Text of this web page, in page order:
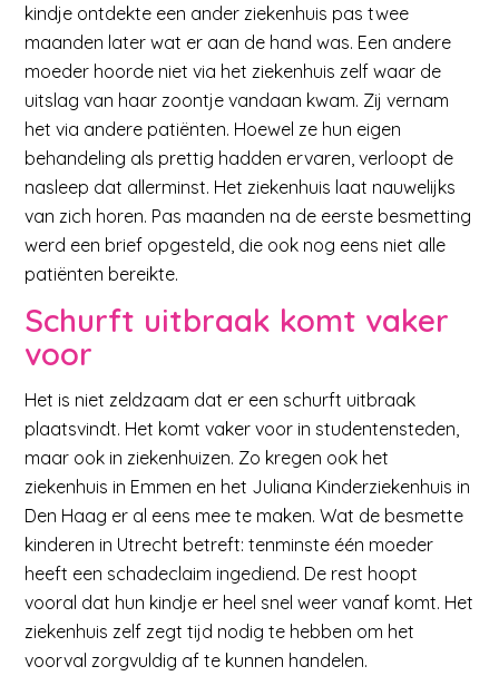
kindje ontdekte een ander ziekenhuis pas twee
maanden later wat er aan de hand was. Een andere
moeder hoorde niet via het ziekenhuis zelf waar de
uitslag van haar zoontje vandaan kwam. Zij vernam
het via andere patiënten. Hoewel ze hun eigen
behandeling als prettig hadden ervaren, verloopt de
nasleep dat allerminst. Het ziekenhuis laat nauwelijks
van zich horen. Pas maanden na de eerste besmetting
werd een brief opgesteld, die ook nog eens niet alle
patiënten bereikte.
Schurft uitbraak komt vaker
voor
Het is niet zeldzaam dat er een schurft uitbraak
plaatsvindt. Het komt vaker voor in studentensteden,
maar ook in ziekenhuizen. Zo kregen ook het
ziekenhuis in Emmen en het Juliana Kinderziekenhuis in
Den Haag er al eens mee te maken. Wat de besmette
kinderen in Utrecht betreft: tenminste één moeder
heeft een schadeclaim ingediend. De rest hoopt
vooral dat hun kindje er heel snel weer vanaf komt. Het
ziekenhuis zelf zegt tijd nodig te hebben om het
voorval zorgvuldig af te kunnen handelen.